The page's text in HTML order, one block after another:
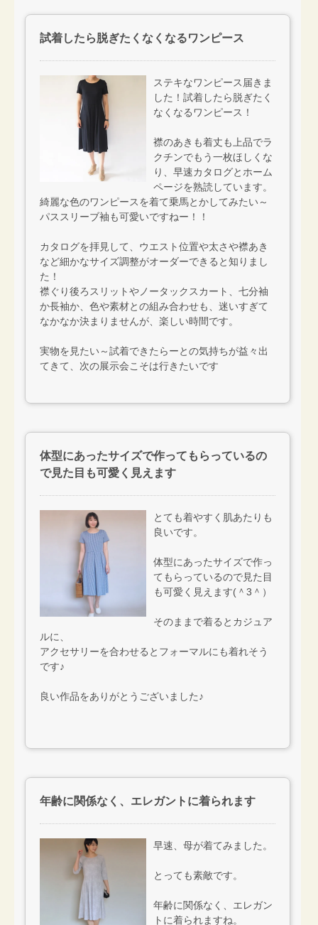
試着したら脱ぎたくなくなるワンピース
ステキなワンピース届きま
した！試着したら脱ぎたく
なくなるワンピース！
襟のあきも着丈も上品でラ
クチンでもう一枚ほしくな
り、早速カタログとホーム
ページを熟読しています。
綺麗な色のワンピースを着て乗馬とかしてみたい～
パススリーブ袖も可愛いですねー！！
カタログを拝見して、ウエスト位置や太さや襟あき
など細かなサイズ調整がオーダーできると知りまし
た！
襟ぐり後ろスリットやノータックスカート、七分袖
か長袖か、色や素材との組み合わせも、迷いすぎて
なかなか決まりませんが、楽しい時間です。
実物を見たい～試着できたらーとの気持ちが益々出
てきて、次の展示会こそは行きたいです
体型にあったサイズで作ってもらっているの
で見た目も可愛く見えます
とても着やすく肌あたりも
良いです。
体型にあったサイズで作っ
てもらっているので見た目
も可愛く見えます(＾3＾）
そのままで着るとカジュア
ルに、
アクセサリーを合わせるとフォーマルにも着れそう
です♪
良い作品をありがとうございました♪
年齢に関係なく、エレガントに着られます
早速、母が着てみました。
とっても素敵です。
年齢に関係なく、エレガン
トに着られますね。